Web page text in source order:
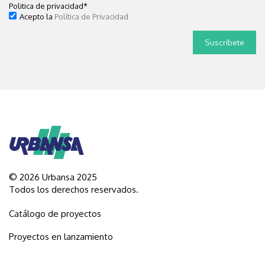
Politica de privacidad*
Acepto la Política de Privacidad
© 2026 Urbansa 2025
Todos los derechos reservados.
Catálogo de proyectos
Proyectos en lanzamiento